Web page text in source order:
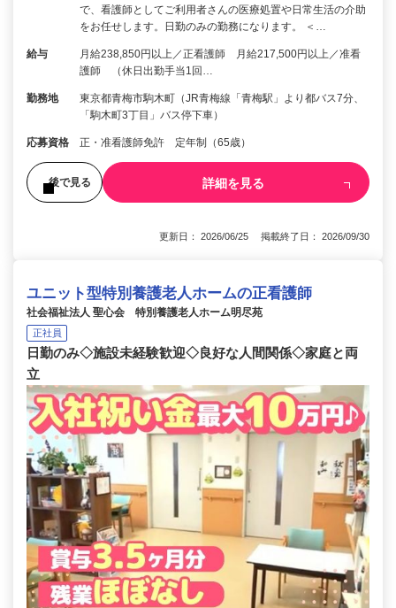
で、看護師としてご利用者さんの医療処置や日常生活の介助
をお任せします。日勤のみの勤務になります。 ＜…
給与
月給238,850円以上／正看護師 月給217,500円以上／准看
護師 （休日出勤手当1回…
勤務地
東京都青梅市駒木町（JR青梅線「青梅駅」より都バス7分、
「駒木町3丁目」バス停下車）
応募資格 正・准看護師免許 定年制（65歳）
後で見る 詳細を見る
更新日： 2026/06/25 掲載終了日： 2026/09/30
ユニット型特別養護老人ホームの正看護師
社会福祉法人 聖心会 特別養護老人ホーム明尽苑
正社員
日勤のみ◇施設未経験歓迎◇良好な人間関係◇家庭と両
立